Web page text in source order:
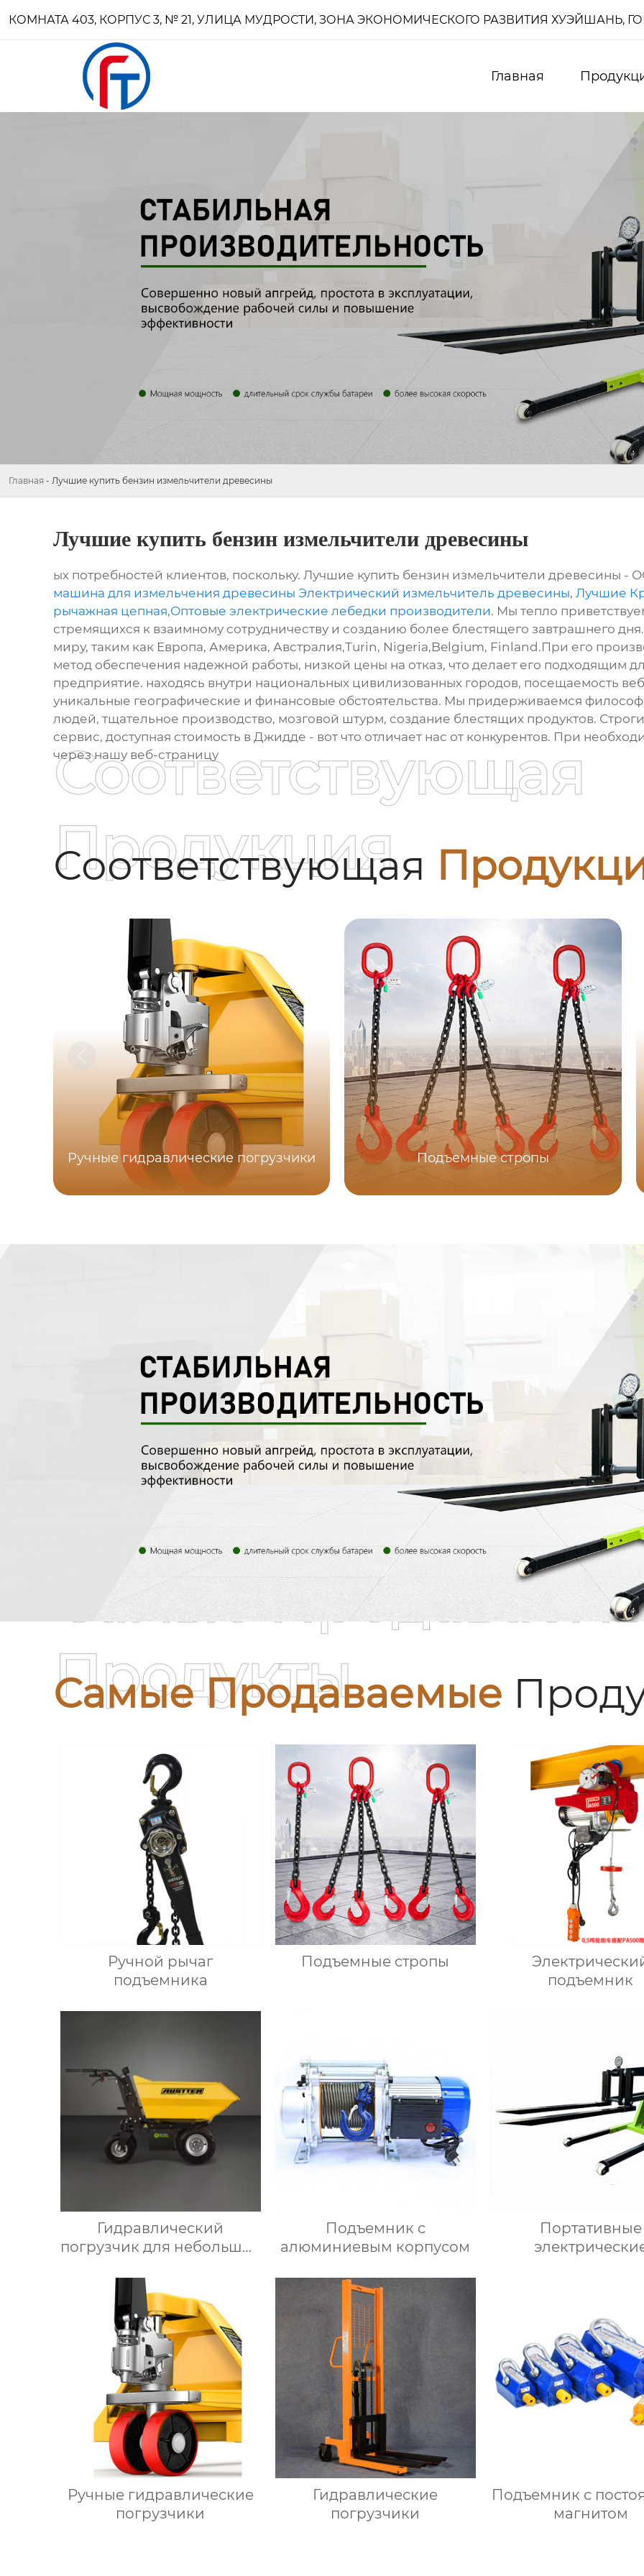
КОМНАТА 403, КОРПУС 3, № 21, УЛИЦА МУДРОСТИ, ЗОНА ЭКОНОМИЧЕСКОГО РАЗВИТИЯ ХУЭЙШАНЬ,
Главная
Главная - Лучшие купить бензин измельчители древесины
Лучшие купить бензин измельчители древесины
ых потребностей клиентов, поскольку. Лучшие купить бензин измельчители древесины
машина для измельчения древесины Электрический измельчитель древесины, Лучшие
рычажная цепная,Оптовые электрические лебедки производители. Мы тепло
стремящихся к взаимному сотрудничеству и созданию более блестящего завтрашнего
миру, таким как Европа, Америка, Австралия,Turin, Nigeria,Belgium, Finland.При его
метод обеспечения надежной работы, низкой цены на отказ, что делает его подходящим
предприятие. находясь внутри национальных цивилизованных городов, посещаемость
уникальные географические и финансовые обстоятельства. Мы придерживаемся
людей, тщательное производство, мозговой штурм, создание блестящих продуктов.
сервис, доступная стоимость в Джидде - вот что отличает нас от конкурентов. При
через нашу веб-страницу
Соответствующая
Соответствующая
Продукция
Ручные гидравлические погрузчики Подъемные стропы
Самые Продаваемые
Самые
Продукты
Ручной рычаг
подъемника
Подъемные стропы
подъемник
Гидравлический
погрузчик для небольших
самосвал
Подъемник с
алюминиевым корпусом
Портативные
Ручные гидравлические
погрузчики
Гидравлические
погрузчики
Подъемник с
магнитом